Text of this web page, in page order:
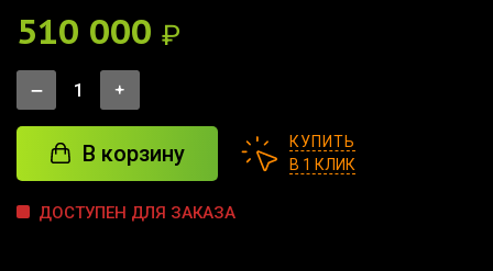
510 000 ₽
В корзину
КУПИТЬ
В 1 КЛИК
ДОСТУПЕН ДЛЯ ЗАКАЗА